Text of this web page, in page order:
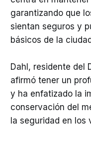
garantizando que
sientan seguros y
básicos de la
Dahl, residente del
afirmó tener un
y ha enfatizado la
conservación del
la seguridad en los